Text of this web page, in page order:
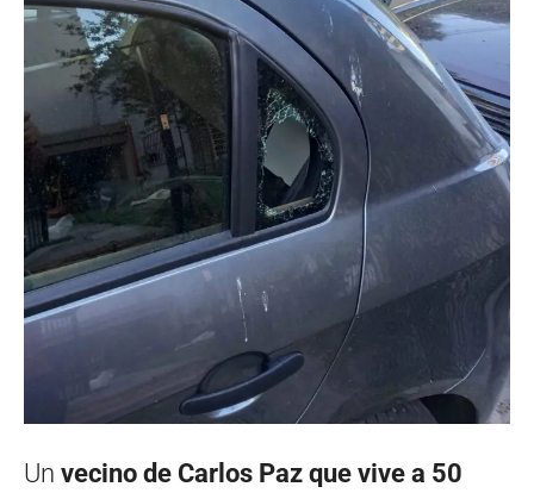
Un vecino de Carlos Paz que vive a 50